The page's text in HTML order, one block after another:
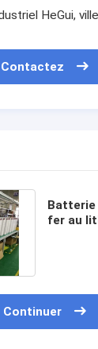
HeGui,
Contactez
Batterie
fer au
Continuer